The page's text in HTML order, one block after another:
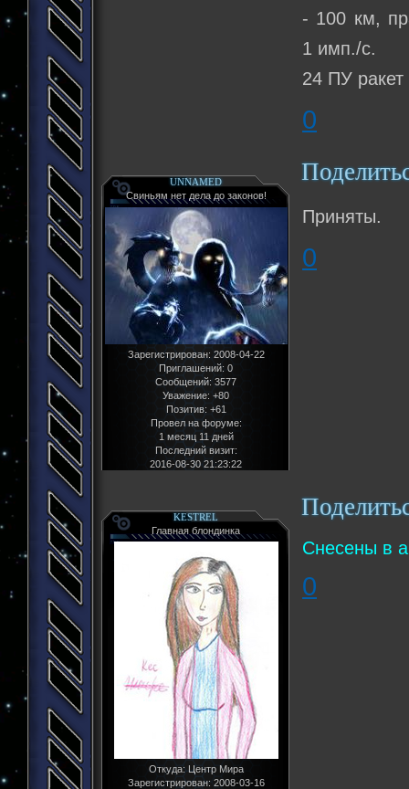
- 100 км,
1 имп./с.
24 ПУ ракет
0
UNNAMED
Свиньям нет дела до законов!
Зарегистрирован: 2008-04-22
Приглашений: 0
Сообщений: 3577
Уважение: +80
Позитив: +61
Провел на форуме:
1 месяц 11 дней
Последний визит:
2016-08-30 21:23:22
Приняты.
0
KESTREL
Главная блондинка
Откуда:Центр Мира
Зарегистрирован: 2008-03-16
Снесены в
0